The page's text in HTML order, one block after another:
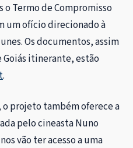
o Termo de Compromisso
um ofício direcionado à
Os documentos, assim
itinerante, estão
.
o projeto também oferece a
pelo cineasta Nuno
vão ter acesso a uma